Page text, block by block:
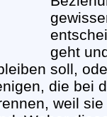
geht
soll,
die bei
weil